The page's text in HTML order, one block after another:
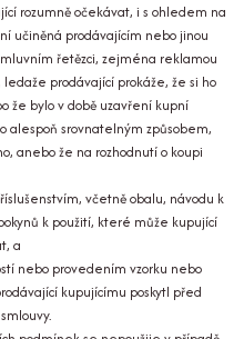
rozumně očekávat, i s ohledem na
učiněná prodávajícím nebo jinou
řetězci, zejména reklamou
prodávající prokáže, že si ho
že bylo v době uzavření kupní
alespoň srovnatelným způsobem,
anebo že na rozhodnutí o koupi
včetně obalu, návodu k
k použití, které může kupující
a
nebo provedením vzorku nebo
kupujícímu poskytl před